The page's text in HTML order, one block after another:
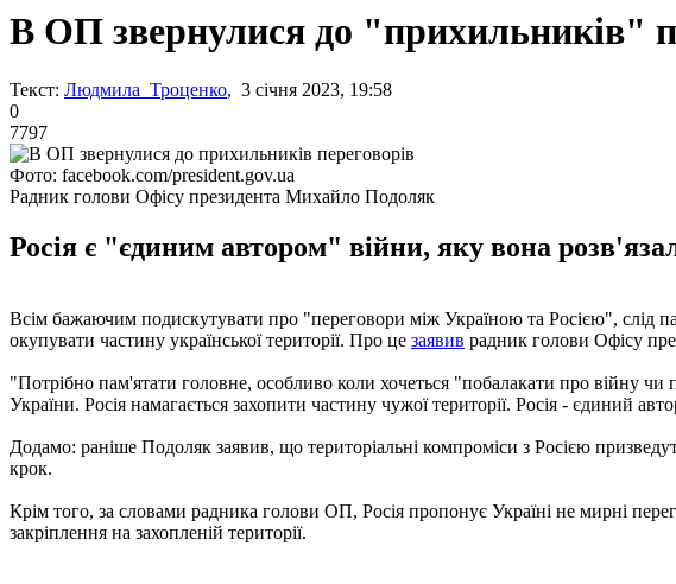
В ОП звернулися до "прихильників"
Текст: Людмила Троценко, 3 січня 2023, 19:58
0
7797
Фото: facebook.com/president.gov.ua
Радник голови Офісу президента Михайло Подоляк
Росія є "єдиним автором" війни, яку вона
Всім бажаючим подискутувати про "переговори між Україною та Росією", слід
окупувати частину української території. Про це заявив радник голови Офісу
"Потрібно пам'ятати головне, особливо коли хочеться "побалакати про війну
України. Росія намагається захопити частину чужої території. Росія - єдиний
Додамо: раніше Подоляк заявив, що територіальні компроміси з Росією
крок.
Крім того, за словами радника голови ОП, Росія пропонує Україні не мирні
закріплення на захопленій території.